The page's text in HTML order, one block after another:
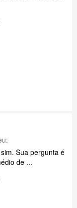
Sua pergunta é
de ...